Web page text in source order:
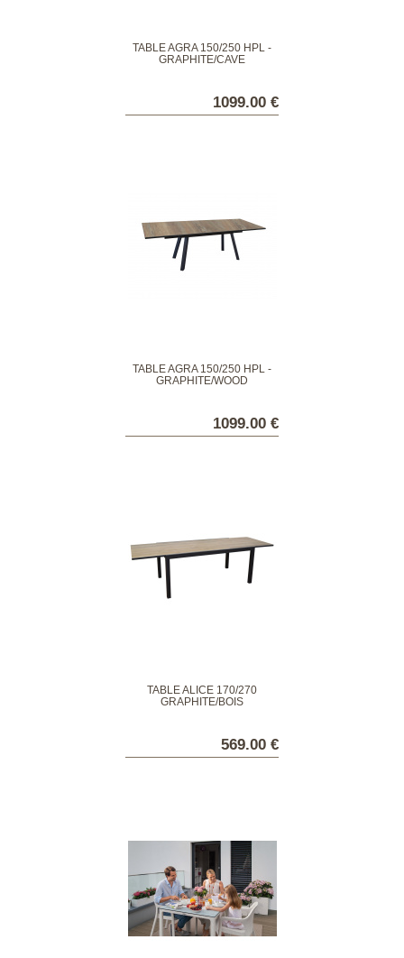
TABLE AGRA 150/250 HPL -
GRAPHITE/CAVE
1099.00 €
TABLE AGRA 150/250 HPL -
GRAPHITE/WOOD
1099.00 €
TABLE ALICE 170/270
GRAPHITE/BOIS
569.00 €